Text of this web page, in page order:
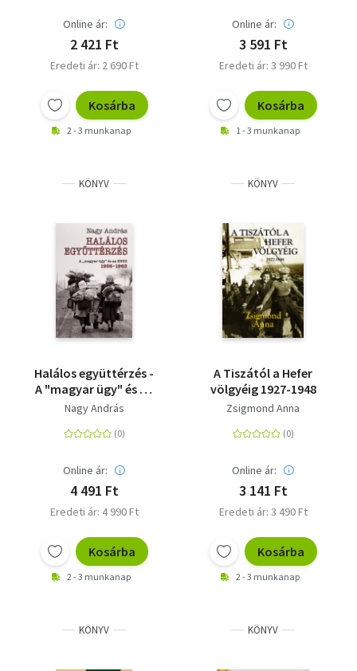
Online ár:
2 421 Ft
Eredeti ár: 2 690 Ft
Kosárba
2 - 3 munkanap
Online ár:
3 591 Ft
Eredeti ár: 3 990 Ft
Kosárba
1 - 3 munkanap
KÖNYV
Halálos együttérzés -
A "magyar ügy" és az
ENSZ - 1956-1963
Nagy András
Online ár:
4 491 Ft
Eredeti ár: 4 990 Ft
Kosárba
2 - 3 munkanap
KÖNYV
A Tiszától a Hefer
völgyéig 1927-1948
Zsigmond Anna
Online ár:
3 141 Ft
Eredeti ár: 3 490 Ft
Kosárba
2 - 3 munkanap
KÖNYV KÖNYV